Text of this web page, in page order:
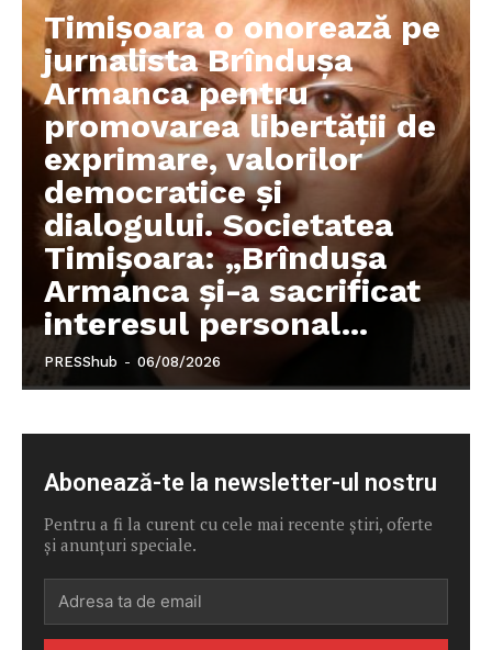
Timișoara o onorează pe
jurnalista Brîndușa
Armanca pentru
promovarea libertății de
exprimare, valorilor
democratice și
dialogului. Societatea
Timișoara: „Brîndușa
Armanca și-a sacrificat
interesul personal...
PRESShub - 06/08/2026
Abonează-te la newsletter-ul nostru
Pentru a fi la curent cu cele mai recente știri, oferte
și anunțuri speciale.